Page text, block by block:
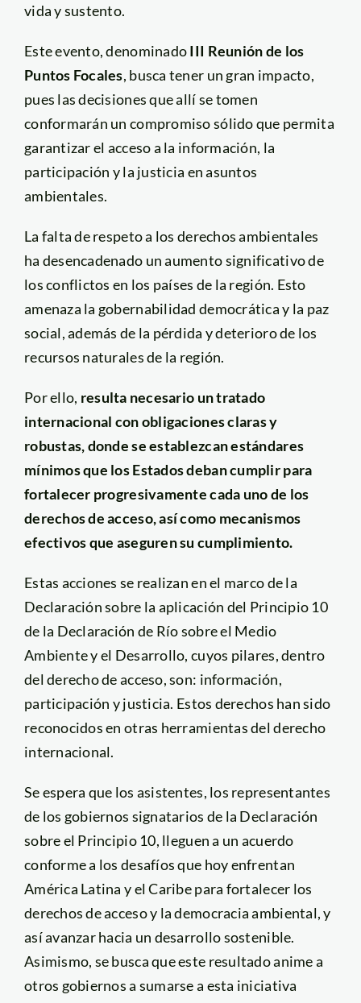
vida y sustento.
Este evento, denominadoIII Reunión de los
Puntos Focales, busca tener un gran impacto,
pues las decisiones que allí se tomen
conformarán un compromiso sólido que permita
garantizar el acceso a la información, la
participación y la justicia en asuntos
ambientales.
La falta de respeto a los derechos ambientales
ha desencadenado un aumento significativo de
los conflictos en los países de la región. Esto
amenaza la gobernabilidad democrática y la paz
social, además de la pérdida y deterioro de los
recursos naturales de la región.
Por ello, resulta necesario un tratado
internacional con obligaciones claras y
robustas, donde se establezcan estándares
mínimos que los Estados deban cumplir para
fortalecer progresivamente cada uno de los
derechos de acceso, así como mecanismos
efectivos que aseguren su cumplimiento.
Estas acciones se realizan en el marco de la
Declaración sobre la aplicación del Principio 10
de la Declaración de Río sobre el Medio
Ambiente y el Desarrollo, cuyos pilares, dentro
del derecho de acceso, son: información,
participación y justicia. Estos derechos han sido
reconocidos en otras herramientas del derecho
internacional.
Se espera que los asistentes, los representantes
de los gobiernos signatarios de la Declaración
sobre el Principio 10, lleguen a un acuerdo
conforme a los desafíos que hoy enfrentan
América Latina y el Caribe para fortalecer los
derechos de acceso y la democracia ambiental, y
así avanzar hacia un desarrollo sostenible.
Asimismo, se busca que este resultado anime a
otros gobiernos a sumarse a esta iniciativa